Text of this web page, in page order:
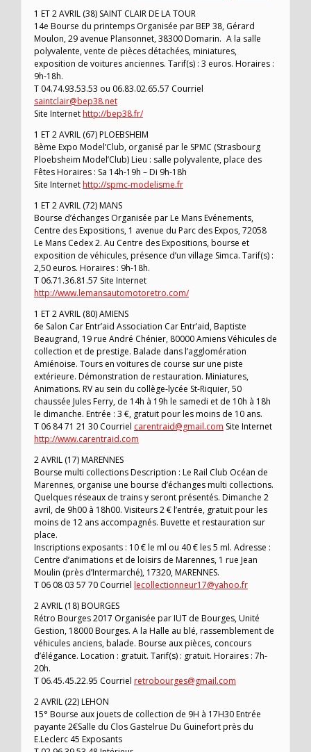
1 ET 2 AVRIL (38) SAINT CLAIR DE LA TOUR
14e Bourse du printemps Organisée par BEP 38, Gérard
Moulon, 29 avenue Plansonnet, 38300 Domarin. A la salle
polyvalente, vente de pièces détachées, miniatures,
exposition de voitures anciennes. Tarif(s) : 3 euros. Horaires :
9h-18h.
T 04.74.93.53.53 ou 06.83.02.65.57 Courriel
saintclair@bep38.net
Site Internethttp://bep38.fr/
1 ET 2 AVRIL (67) PLOEBSHEIM
8ème Expo Model’Club, organisé par le SPMC (Strasbourg
Ploebsheim Model’Club) Lieu : salle polyvalente, place des
Fêtes Horaires : Sa 14h-19h – Di 9h-18h
Site Internethttp://spmc-modelisme.fr
1 ET 2 AVRIL (72) MANS
Bourse d’échanges Organisée par Le Mans Evénements,
Centre des Expositions, 1 avenue du Parc des Expos, 72058
Le Mans Cedex 2. Au Centre des Expositions, bourse et
exposition de véhicules, présence d’un village Simca. Tarif(s) :
2,50 euros. Horaires : 9h-18h.
T 06.71.36.81.57 Site Internet
http://www.lemansautomotoretro.com/
1 ET 2 AVRIL (80) AMIENS
6e Salon Car Entr’aid Association Car Entr’aid, Baptiste
Beaugrand, 19 rue André Chénier, 80000 Amiens Véhicules de
collection et de prestige. Balade dans l’agglomération
Amiénoise. Tours en voitures de course sur une piste
extérieure. Démonstration de restauration. Miniatures,
Animations. RV au sein du collège-lycée St-Riquier, 50
chaussée Jules Ferry, de 14h à 19h le samedi et de 10h à 18h
le dimanche. Entrée : 3 €, gratuit pour les moins de 10 ans.
T 06 84 71 21 30 Courriel carentraid@gmail.com Site Internet
http://www.carentraid.com
2 AVRIL (17) MARENNES
Bourse multi collections Description : Le Rail Club Océan de
Marennes, organise une bourse d’échanges multi collections.
Quelques réseaux de trains y seront présentés. Dimanche 2
avril, de 9h00 à 18h00. Visiteurs 2 € l’entrée, gratuit pour les
moins de 12 ans accompagnés. Buvette et restauration sur
place.
Inscriptions exposants : 10 € le ml ou 40 € les 5 ml. Adresse :
Centre d’animations et de loisirs de Marennes, 1 rue Jean
Moulin (près d’Intermarché), 17320, MARENNES.
T 06 08 03 57 70 Courriel lecollectionneur17@yahoo.fr
2 AVRIL (18) BOURGES
Rétro Bourges 2017 Organisée par IUT de Bourges, Unité
Gestion, 18000 Bourges. A la Halle au blé, rassemblement de
véhicules anciens, balade. Bourse aux pièces, concours
d’élégance. Location : gratuit. Tarif(s) : gratuit. Horaires : 7h-
20h.
T 06.45.45.22.95 Courriel retrobourges@gmail.com
2 AVRIL (22) LEHON
15° Bourse aux jouets de collection de 9H à 17H30 Entrée
payante 2€Salle du Clos Gastelrue Du Guinefort près du
E.Leclerc 45 Exposants